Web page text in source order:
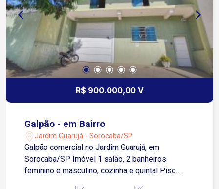
R$ 900.000,00 V
Galpão - em Bairro
Jardim Guarujá - Sorocaba/SP
Galpão comercial no Jardim Guarujá, em
Sorocaba/SP Imóvel 1 salão, 2 banheiros
feminino e masculino, cozinha e quintal Piso